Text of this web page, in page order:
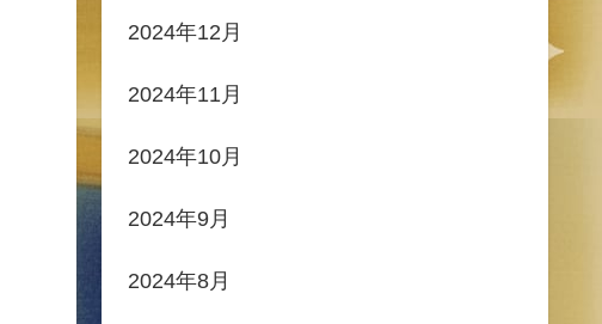
2024年12月
2024年11月
2024年10月
2024年9月
2024年8月